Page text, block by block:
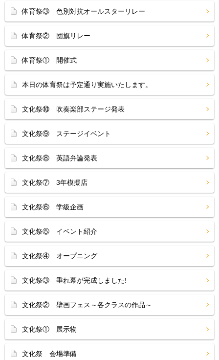
体育祭③ 色別対抗オールスターリレー
体育祭② 団旗リレー
体育祭① 開催式
本日の体育祭は予定通り実施いたします。
文化祭⑩ 吹奏楽部ステージ発表
文化祭⑨ ステージイベント
文化祭⑧ 英語弁論発表
文化祭⑦ 3年模擬店
文化祭⑥ 学級企画
文化祭⑤ イベント紹介
文化祭④ オープニング
文化祭③ 垂れ幕が完成しました!
文化祭② 壁画フェス～各クラスの作品～
文化祭① 展示物
文化祭 会場準備